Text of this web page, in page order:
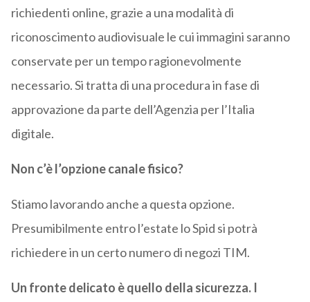
richiedenti online, grazie a una modalità di
riconoscimento audiovisuale le cui immagini saranno
conservate per un tempo ragionevolmente
necessario. Si tratta di una procedura in fase di
approvazione da parte dell’Agenzia per l’Italia
digitale.
Non c’è l’opzione canale fisico?
Stiamo lavorando anche a questa opzione.
Presumibilmente entro l’estate lo Spid si potrà
richiedere in un certo numero di negozi TIM.
Un fronte delicato è quello della sicurezza. I